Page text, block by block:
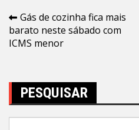
Navegação
de
Gás de cozinha fica mais
barato neste sábado com
ICMS menor
PESQUISAR